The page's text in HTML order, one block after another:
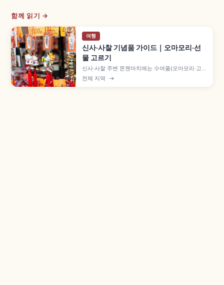
함께 읽기 →
여행
신사·사찰 기념품 가이드｜오마모리·선
물 고르기
신사·사찰 주변 몬젠마치에는 수여품(오마모리·고슈
인·오후다)과 일반 잡화·공예품이 함께 진열됩니다.
수여품은 구입이 아닌 하쓰호료로 500~1,000엔
전체 지역 →